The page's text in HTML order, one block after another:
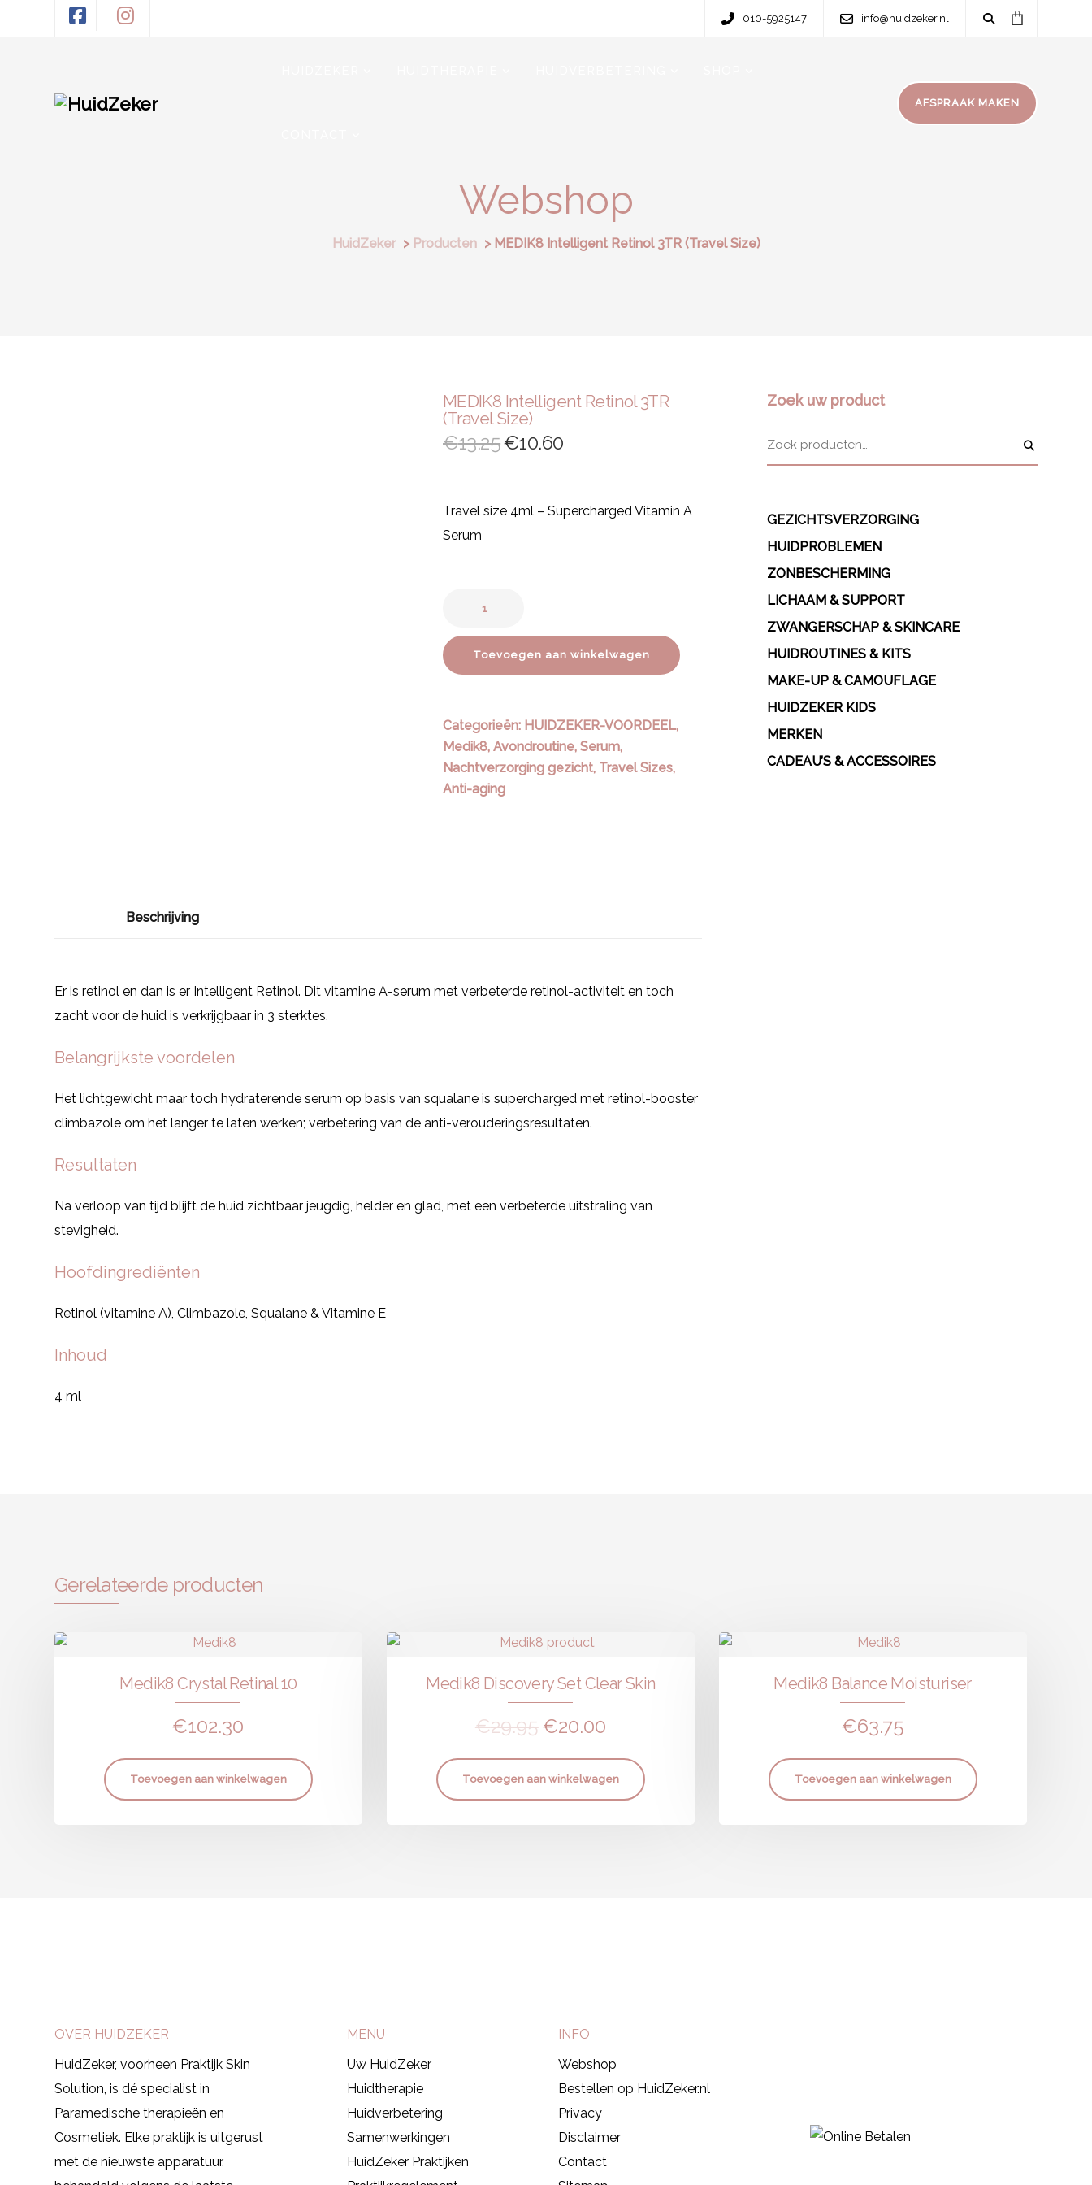
010-5925147 info@huidzeker.nl
AFSPRAAK MAKEN
Webshop
HuidZeker > Producten > MEDIK8 Intelligent Retinol 3TR (Travel Size)
MEDIK8 Intelligent Retinol 3TR
(Travel Size)
€13.25€10.60
Travel size 4ml – Supercharged Vitamin A
Serum
Toevoegen aan winkelwagen
Categorieën: HUIDZEKER-VOORDEEL,
Medik8, Avondroutine, Serum,
Nachtverzorging gezicht, Travel Sizes,
Anti-aging
Beschrijving
Er is retinol en dan is er Intelligent Retinol. Dit vitamine A-serum met verbeterde retinol-activiteit en toch
zacht voor de huid is verkrijgbaar in 3 sterktes.
Belangrijkste voordelen
Het lichtgewicht maar toch hydraterende serum op basis van squalane is supercharged met retinol-booster
climbazole om het langer te laten werken; verbetering van de anti-verouderingsresultaten.
Resultaten
Na verloop van tijd blijft de huid zichtbaar jeugdig, helder en glad, met een verbeterde uitstraling van
stevigheid.
Hoofdingrediënten
Retinol (vitamine A), Climbazole, Squalane & Vitamine E
Inhoud
4 ml
Zoek uw product
GEZICHTSVERZORGING
HUIDPROBLEMEN
ZONBESCHERMING
LICHAAM & SUPPORT
ZWANGERSCHAP & SKINCARE
HUIDROUTINES & KITS
MAKE-UP & CAMOUFLAGE
HUIDZEKER KIDS
MERKEN
CADEAU’S & ACCESSOIRES
Gerelateerde producten
Medik8 Crystal Retinal 10
€102.30
Toevoegen aan winkelwagen
Medik8 Discovery Set Clear Skin
€29.95€20.00
Toevoegen aan winkelwagen
Medik8 Balance Moisturiser
€63.75
Toevoegen aan winkelwagen
OVER HUIDZEKER
HuidZeker, voorheen Praktijk Skin
Solution, is dé specialist in
Paramedische therapieën en
Cosmetiek. Elke praktijk is uitgerust
met de nieuwste apparatuur,
MENU
Uw HuidZeker
Huidtherapie
Huidverbetering
Samenwerkingen
HuidZeker Praktijken
INFO
Webshop
Bestellen op HuidZeker.nl
Privacy
Disclaimer
Contact